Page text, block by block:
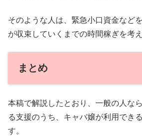
そのような人は、緊急小口資金など
が収束していくまでの時間稼ぎを考
まとめ
本稿で解説したとおり、一般の人な
る支援のうち、キャバ嬢が利用でき
す。